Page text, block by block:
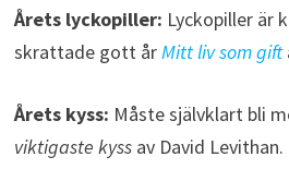
Årets lyckopiller: Lyckopiller är
skrattade gott årMitt liv som gift
Årets kyss: Måste självklart bli
viktigaste kyssav David Levithan.